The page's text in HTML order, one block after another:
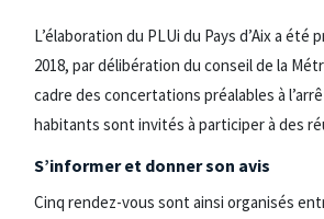
L’élaboration du PLUi du Pays d’Aix a été
2018, par délibération du conseil de la
cadre des concertations préalables à
habitants sont invités à participer à des
S’informer et donner son avis
Cinq rendez-vous sont ainsi organisés